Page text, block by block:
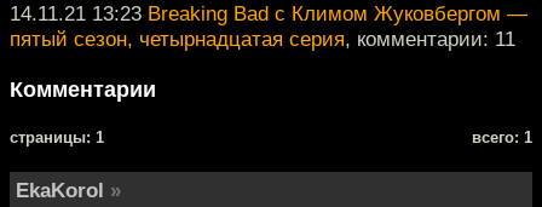
14.11.21 13:23 Breaking Bad с Климом Жуковбергом —
пятый сезон, четырнадцатая серия, комментарии: 11
Комментарии
cтраницы: 1 всего: 1
EkaKorol »